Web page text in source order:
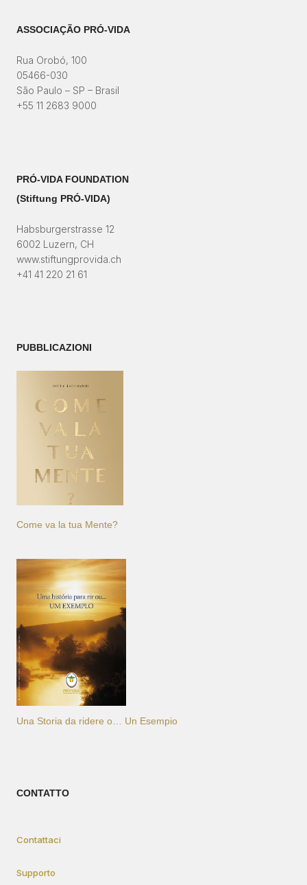
ASSOCIAÇÃO PRÓ-VIDA
Rua Orobó, 100
05466-030
São Paulo – SP – Brasil
+55 11 2683 9000
PRÓ-VIDA FOUNDATION
(Stiftung PRÓ-VIDA)​
Habsburgerstrasse 12
6002 Luzern, CH
www.stiftungprovida.ch
+41 41 220 21 61
PUBBLICAZIONI
Come va la tua Mente?
Una Storia da ridere o… Un Esempio
CONTATTO
Contattaci
Supporto